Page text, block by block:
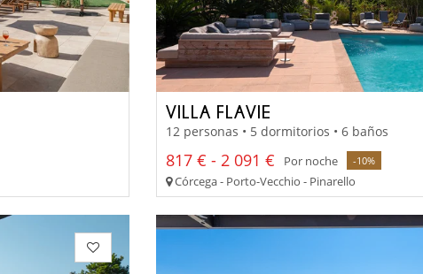
VILLA FLAVIE
12 personas • 5 dormitorios • 6 baños
817 € - 2 091 € Por noche -10%
Córcega - Porto-Vecchio - Pinarello